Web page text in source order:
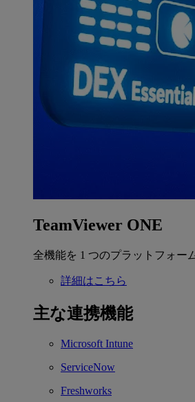
TeamViewer ONE
全機能を 1 つのプラットフォー
詳細はこちら
主な連携機能
Microsoft Intune
ServiceNow
Freshworks